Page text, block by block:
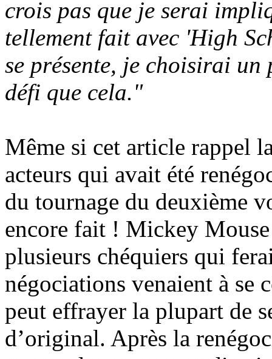
crois pas que je serai
tellement fait avec 'High
se présente, je choisirai
défi que cela."
Même si cet article rappel
acteurs qui avait été
du tournage du deuxième
encore fait ! Mickey
plusieurs chéquiers qui
négociations venaient à se
peut effrayer la plupart de
d’original. Après la